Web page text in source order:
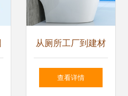
从厕所工厂到建材
销售 中国建筑装饰
查看详情